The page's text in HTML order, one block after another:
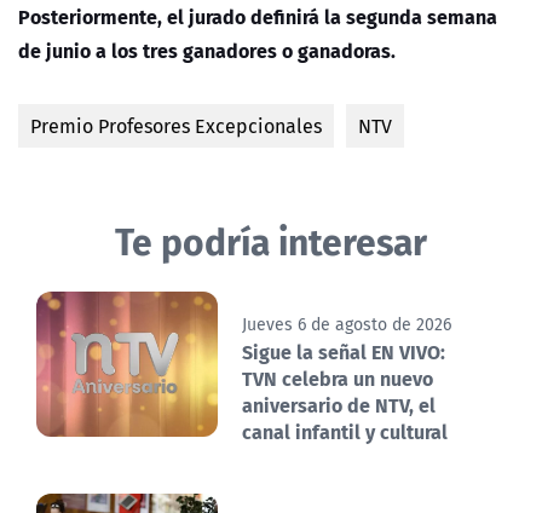
Posteriormente, el jurado definirá la segunda semana
de junio a los tres ganadores o ganadoras.
Premio Profesores Excepcionales NTV
Te podría interesar
Jueves 6 de agosto de 2026
Sigue la señal EN VIVO:
TVN celebra un nuevo
aniversario de NTV, el
canal infantil y cultural